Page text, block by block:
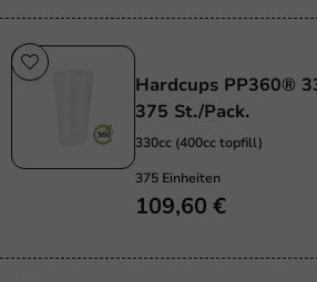
Hardcups PP360®
375 St./Pack.
330cc (400cc topfill)
375 Einheiten
109,60 €